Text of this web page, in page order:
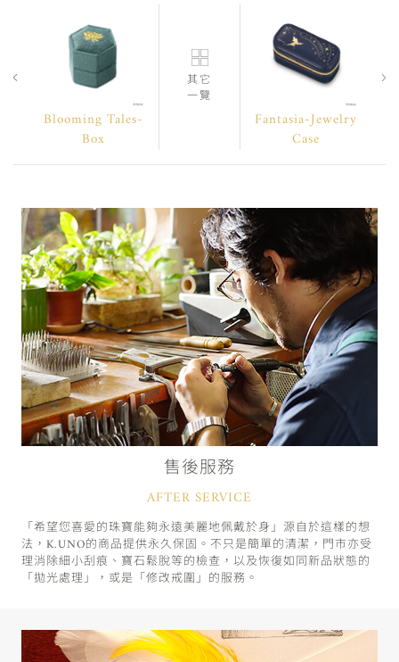
Blooming Tales-
Box
其它
一覽
Fantasia-Jewelry
Case
售後服務
AFTER SERVICE
「希望您喜愛的珠寶能夠永遠美麗地佩戴於身」源自於這樣的想
法，K.UNO的商品提供永久保固。不只是簡單的清潔，門市亦受
理消除細小刮痕、寶石鬆脫等的檢查，以及恢復如同新品狀態的
「拋光處理」，或是「修改戒圍」的服務。